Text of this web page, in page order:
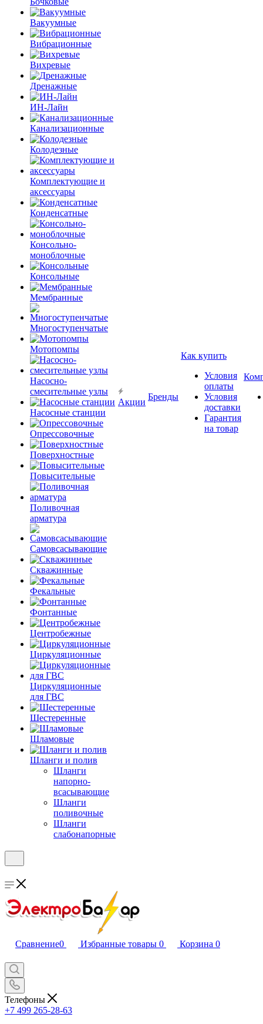
Вакуумные
Вибрационные
Вихревые
Дренажные
ИН-Лайн
Канализационные
Колодезные
Комплектующие и
аксессуары
Конденсатные
Консольно-
моноблочные
Консольные
Мембранные
Многоступенчатые
Мотопомпы
Насосно-
смесительные узлы
Насосные станции
Опрессовочные
Поверхностные
Повысительные
Поливочная
арматура
Самовсасывающие
Скважинные
Фекальные
Фонтанные
Центробежные
Циркуляционные
Циркуляционные
для ГВС
Шестеренные
Шламовые
Шланги и полив
Шланги
напорно-
всасывающие
Шланги
поливочные
Шланги
слабонапорные
Акции
Бренды
Как купить
Условия
оплаты
Условия
доставки
Гарантия
на товар
Сравнение0 Избранные товары 0 Корзина 0
Телефоны
+7 499 265-28-63